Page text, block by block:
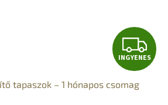
I
N
INGYENES
tapaszok – 1 hónapos csomag